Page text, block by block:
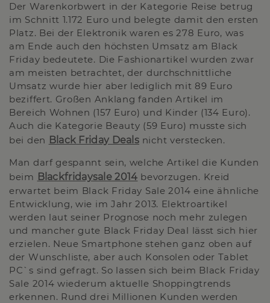
Der Warenkorbwert in der Kategorie Reise betrug
im Schnitt 1.172 Euro und belegte damit den ersten
Platz. Bei der Elektronik waren es 278 Euro, was
am Ende auch den höchsten Umsatz am Black
Friday bedeutete. Die Fashionartikel wurden zwar
am meisten betrachtet, der durchschnittliche
Umsatz wurde hier aber lediglich mit 89 Euro
beziffert. Großen Anklang fanden Artikel im
Bereich Wohnen (157 Euro) und Kinder (134 Euro).
Auch die Kategorie Beauty (59 Euro) musste sich
bei den Black Friday Deals nicht verstecken.
Man darf gespannt sein, welche Artikel die Kunden
beim Blackfridaysale 2014 bevorzugen. Kreid
erwartet beim Black Friday Sale 2014 eine ähnliche
Entwicklung, wie im Jahr 2013. Elektroartikel
werden laut seiner Prognose noch mehr zulegen
und mancher gute Black Friday Deal lässt sich hier
erzielen. Neue Smartphone stehen ganz oben auf
der Wunschliste, aber auch Konsolen oder Tablet
PC`s sind gefragt. So lassen sich beim Black Friday
Sale 2014 wiederum aktuelle Shoppingtrends
erkennen. Rund drei Millionen Kunden werden